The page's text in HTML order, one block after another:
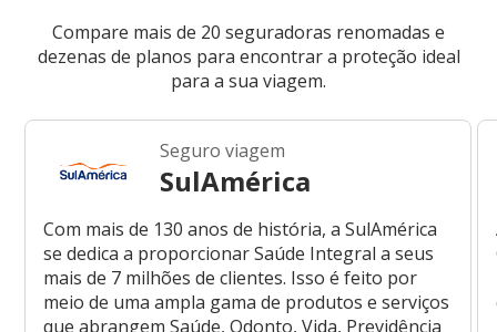
Compare mais de 20 seguradoras renomadas e
dezenas de planos para encontrar a proteção ideal
para a sua viagem.
Seguro viagem
SulAmérica
Com mais de 130 anos de história, a SulAmérica
se dedica a proporcionar Saúde Integral a seus
mais de 7 milhões de clientes. Isso é feito por
meio de uma ampla gama de produtos e serviços
que abrangem Saúde, Odonto, Vida, Previdência